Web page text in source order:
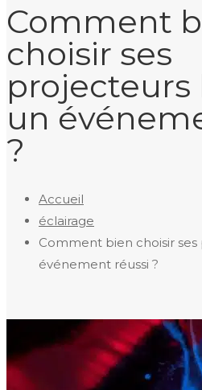
Comment
choisir ses
projecteurs
un
?
Accueil
éclairage
Comment bien choisir
événement réussi ?